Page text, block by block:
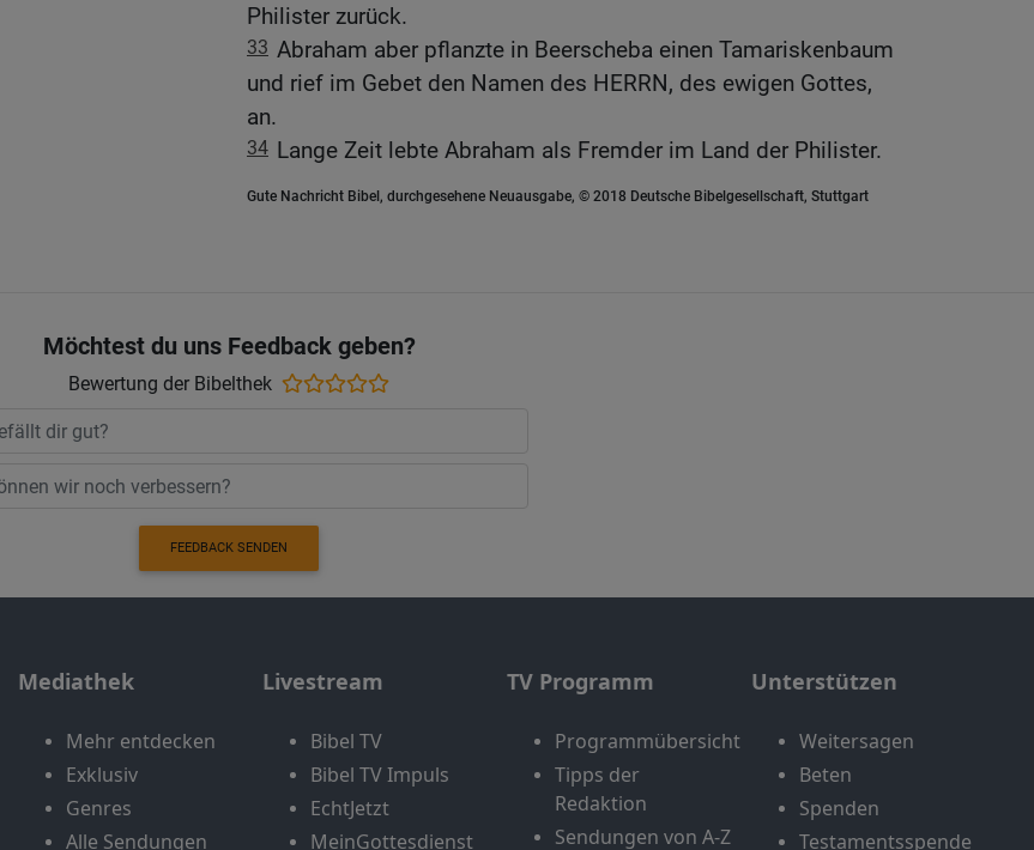
Philister zurück.
33 Abraham aber pflanzte in Beerscheba einen Tamariskenbaum
und rief im Gebet den Namen des HERRN, des ewigen Gottes,
an.
34 Lange Zeit lebte Abraham als Fremder im Land der Philister.
Gute Nachricht Bibel, durchgesehene Neuausgabe, © 2018 Deutsche Bibelgesellschaft, Stuttgart
Möchtest du uns Feedback geben?
Bewertung der Bibelthek
FEEDBACK SENDEN
Mediathek
Mehr entdecken
Exklusiv
Genres
Alle Sendungen
Livestream
Bibel TV
Bibel TV Impuls
EchtJetzt
MeinGottesdienst
TV Programm
Programmübersicht
Tipps der
Redaktion
Sendungen von A-Z
Unterstützen
Weitersagen
Beten
Spenden
Testamentsspende